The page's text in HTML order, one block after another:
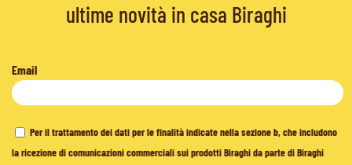
ultime novità in casa Biraghi
Email
Per il trattamento dei dati per le finalità indicate nella sezione b, che includono
la ricezione di comunicazioni commerciali sui prodotti Biraghi da parte di Biraghi